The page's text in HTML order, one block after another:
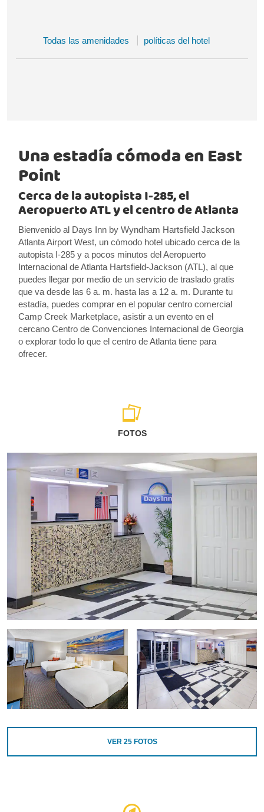
Todas las amenidades políticas del hotel
Una estadía cómoda en East
Point
Cerca de la autopista I-285, el
Aeropuerto ATL y el centro de Atlanta
Bienvenido al Days Inn by Wyndham Hartsfield Jackson
Atlanta Airport West, un cómodo hotel ubicado cerca de la
autopista I-285 y a pocos minutos del Aeropuerto
Internacional de Atlanta Hartsfield-Jackson (ATL), al que
puedes llegar por medio de un servicio de traslado gratis
que va desde las 6 a. m. hasta las a 12 a. m. Durante tu
estadía, puedes comprar en el popular centro comercial
Camp Creek Marketplace, asistir a un evento en el
cercano Centro de Convenciones Internacional de Georgia
o explorar todo lo que el centro de Atlanta tiene para
ofrecer.
FOTOS
VER 25FOTOS